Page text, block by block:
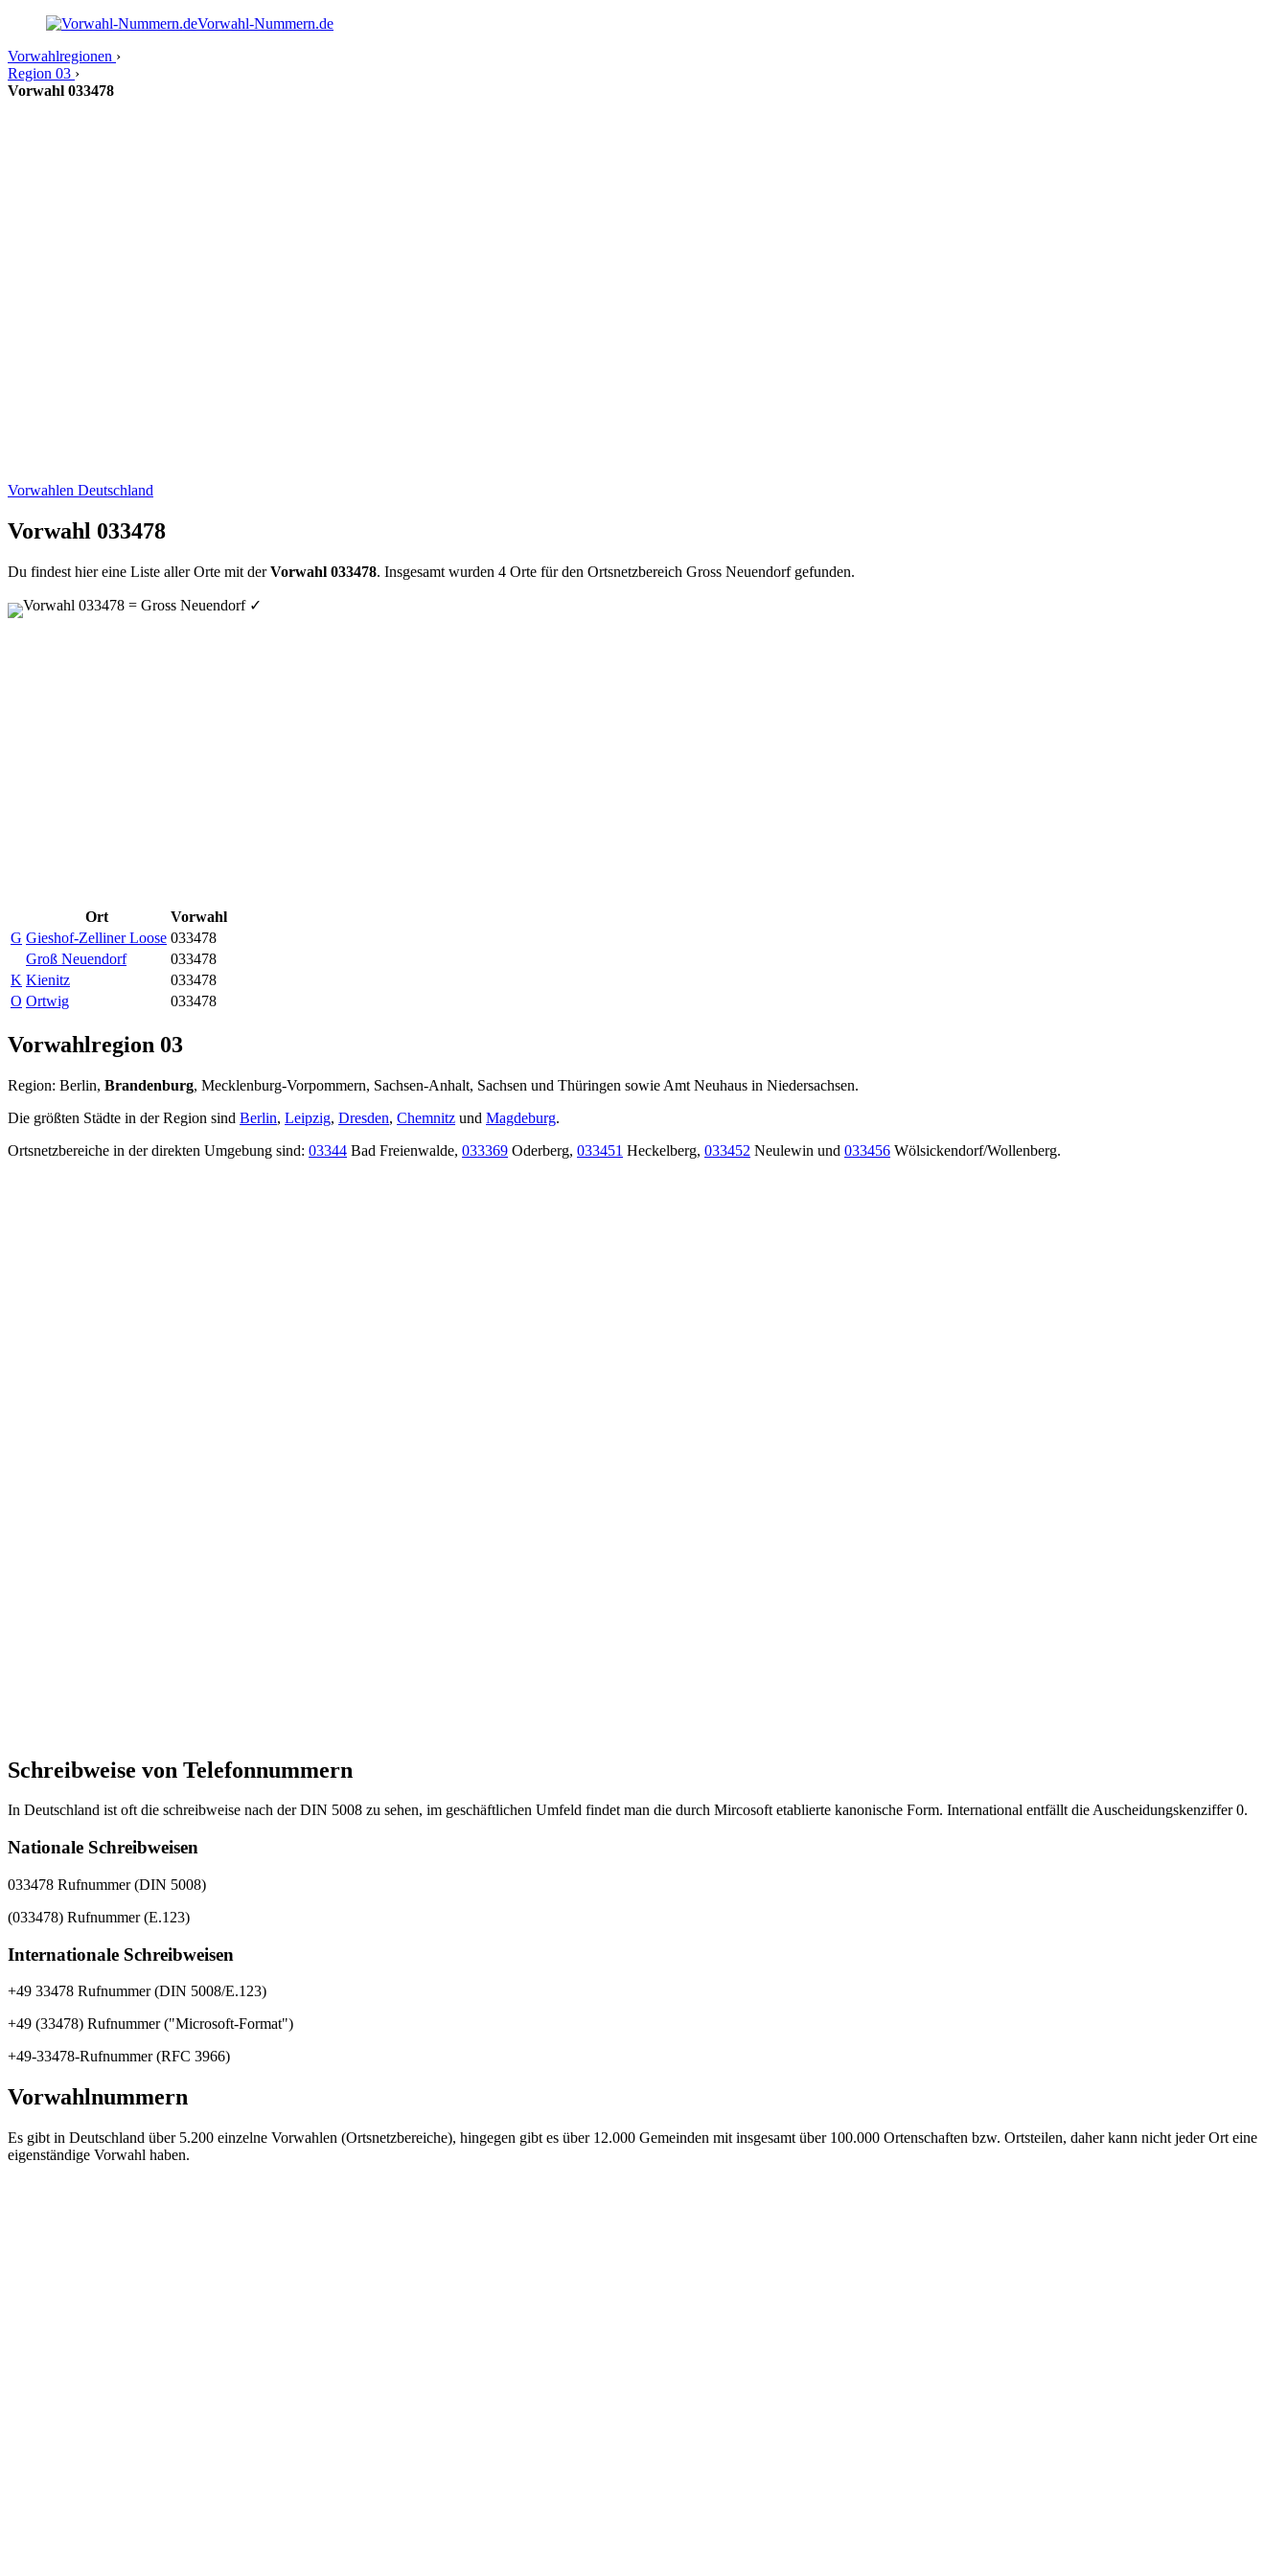
Vorwahl-Nummern.de
Vorwahlregionen ›
Region 03 ›
Vorwahl 033478
Vorwahlen Deutschland
Vorwahl 033478
Du findest hier eine Liste aller Orte mit derVorwahl 033478. Insgesamt wurden 4 Orte für den Ortsnetzbereich Gross Neuendorf gefunden.
Vorwahl 033478 = Gross Neuendorf ✓
Ort
Vorwahl
G Gieshof-Zelliner Loose 033478
Groß Neuendorf
033478
K Kienitz
033478
O Ortwig 033478
Vorwahlregion 03
Region: Berlin, Brandenburg, Mecklenburg-Vorpommern, Sachsen-Anhalt, Sachsen und Thüringen sowie Amt Neuhaus in Niedersachsen.
Die größten Städte in der Region sind Berlin, Leipzig, Dresden, Chemnitz und Magdeburg.
Ortsnetzbereiche in der direkten Umgebung sind: 03344 Bad Freienwalde, 033369 Oderberg, 033451 Heckelberg, 033452 Neulewin und 033456 Wölsickendorf/Wollenberg.
Schreibweise von Telefonnummern
In Deutschland ist oft die schreibweise nach der DIN 5008 zu sehen, im geschäftlichen Umfeld findet man die durch Mircosoft etablierte kanonische Form. International entfällt die Auscheidungskenziffer 0.
Nationale Schreibweisen
033478 Rufnummer (DIN 5008)
(033478) Rufnummer (E.123)
Internationale Schreibweisen
+49 33478 Rufnummer (DIN 5008/E.123)
+49 (33478) Rufnummer ("Microsoft-Format")
+49-33478-Rufnummer (RFC 3966)
Vorwahlnummern
Es gibt in Deutschland über 5.200 einzelne Vorwahlen (Ortsnetzbereiche), hingegen gibt es über 12.000 Gemeinden mit insgesamt über 100.000 Ortenschaften bzw. Ortsteilen, daher kann nicht jeder Ort eine
eigenständige Vorwahl haben.